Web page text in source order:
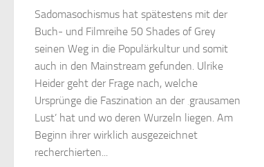
Sadomasochismus hat spätestens mit der
Buch- und Filmreihe 50 Shades of Grey
seinen Weg in die Populärkultur und somit
auch in den Mainstream gefunden. Ulrike
Heider geht der Frage nach, welche
Ursprünge die Faszination an der ‚grausamen
Lust’ hat und wo deren Wurzeln liegen. Am
Beginn ihrer wirklich ausgezeichnet
recherchierten...